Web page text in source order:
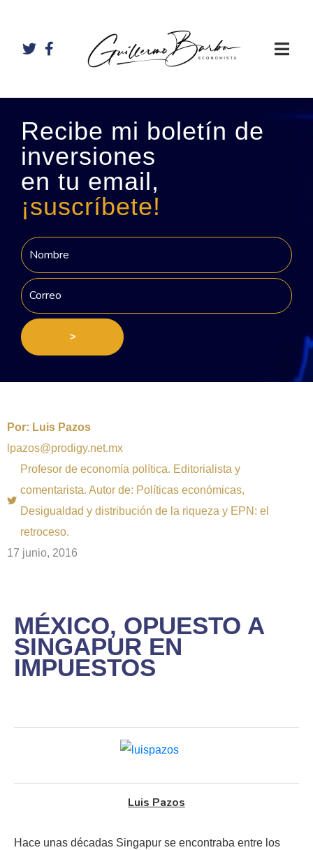
Recibe mi boletín de
inversiones
en tu email,
¡suscríbete!
>
Por: Luis Pazos
lpazos@prodigy.net.mx
Profesor de economía política. Editorialista y
comentarista. Autor de: Políticas económicas,
Desigualdad y distribución de la riqueza y EPN: el
retroceso.
17 junio, 2016
MÉXICO, OPUESTO A
SINGAPUR EN
IMPUESTOS
Luis Pazos
Hace unas décadas Singapur se encontraba entre los